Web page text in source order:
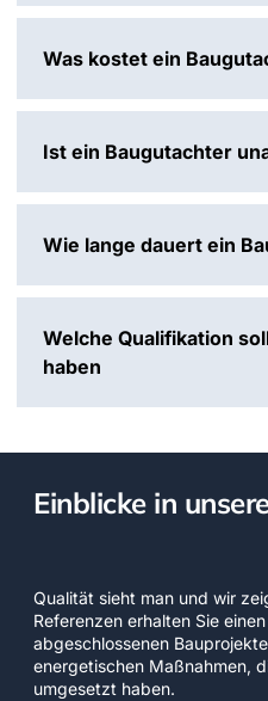
Was kostet ein
Ist ein Baugutachter
Wie lange dauert ein
Welche Qualifikation
haben
Einblicke in
Qualität sieht man und wir
Referenzen erhalten Sie
abgeschlossenen
energetischen Maßnahmen,
umgesetzt haben.